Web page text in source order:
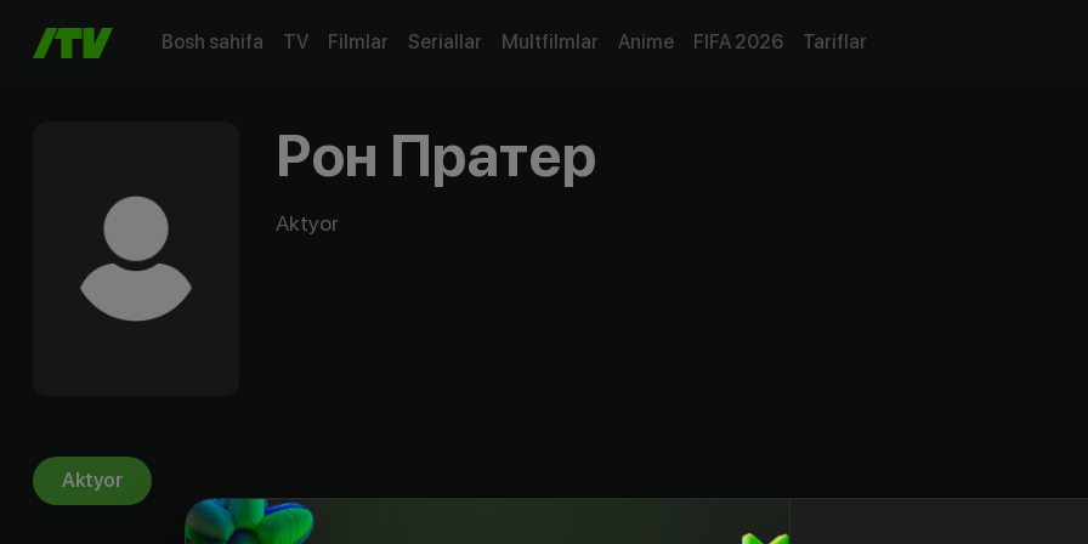
Bosh sahifa TV Filmlar Seriallar Multfilmlar Anime FIFA 2026 Tariflar
Рон Пратер
Aktyor
Aktyor